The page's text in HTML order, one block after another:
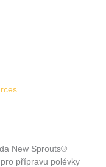
New Sprouts®
přípravu polévky